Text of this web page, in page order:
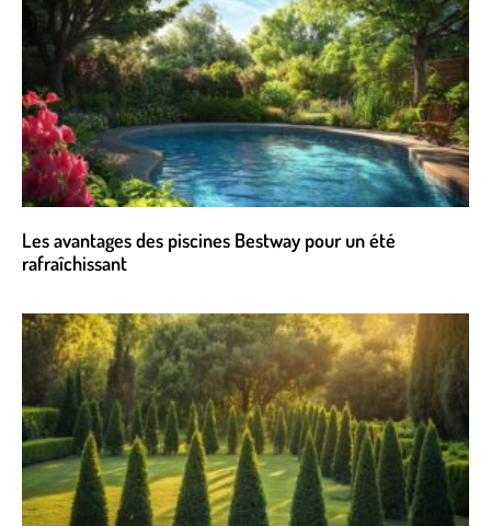
Les avantages des piscines Bestway pour un été
rafraîchissant